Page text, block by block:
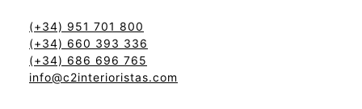
(+34) 951 701 800
(+34) 660 393 336
(+34) 686 696 765
info@c2interioristas.com